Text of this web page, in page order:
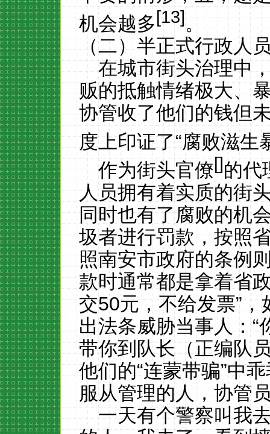
机会越多[13]。
（二）半正式行政人
在城市街头治理中
贩的抵触情绪极大、
协管收了他们的钱但
度上印证了“腐败滋生
作为街头官僚[]的代
人员拥有着实质的街
同时也有了腐败的机
圾者进行罚款，按照
照南安市政府的条例
款时通常都是拿着省
交50元，不给发票”，
出法条威胁当事人：“
带你到队长（正编队
他们的“连蒙带骗”中
服从管理的人，协管
一天有个警察叫我